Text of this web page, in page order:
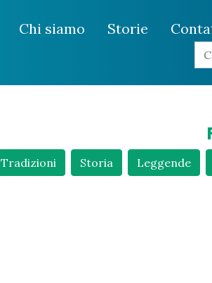
Chi siamo Storie
Tradizioni Storia Leggende